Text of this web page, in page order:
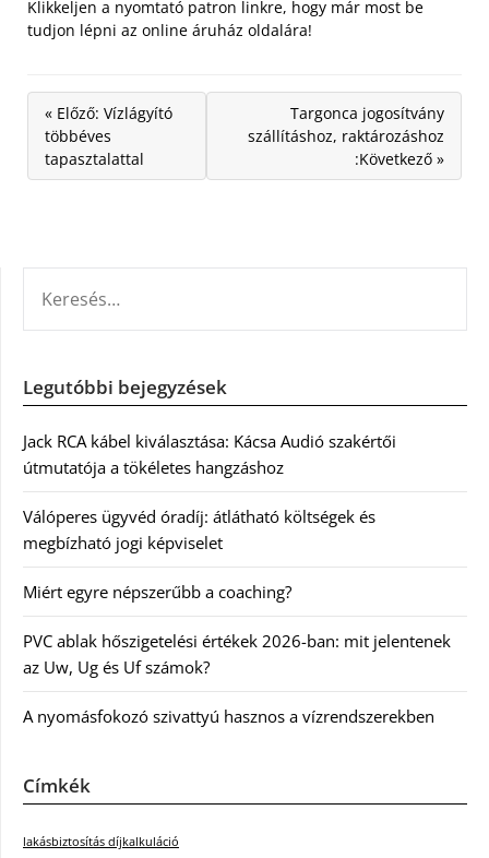
Klikkeljen a nyomtató patron linkre, hogy már most be
tudjon lépni az online áruház oldalára!
« Előző: Vízlágyító
többéves
tapasztalattal
Targonca jogosítvány
szállításhoz, raktározáshoz
:Következő »
Legutóbbi bejegyzések
Jack RCA kábel kiválasztása: Kácsa Audió szakértői
útmutatója a tökéletes hangzáshoz
Válóperes ügyvéd óradíj: átlátható költségek és
megbízható jogi képviselet
Miért egyre népszerűbb a coaching?
PVC ablak hőszigetelési értékek 2026-ban: mit jelentenek
az Uw, Ug és Uf számok?
A nyomásfokozó szivattyú hasznos a vízrendszerekben
Címkék
lakásbiztosítás díjkalkuláció